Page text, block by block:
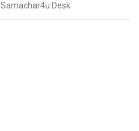
Samachar4u Desk